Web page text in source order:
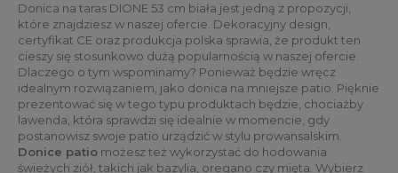
Donica na taras DIONE 53 cm biała jest jedną z propozycji,
które znajdziesz w naszej ofercie. Dekoracyjny design,
certyfikat CE oraz produkcja polska sprawia, że produkt ten
cieszy się stosunkowo dużą popularnością w naszej ofercie.
Dlaczego o tym wspominamy? Ponieważ będzie wręcz
idealnym rozwiązaniem, jako donica na mniejsze patio. Pięknie
prezentować się w tego typu produktach będzie, chociażby
lawenda, która sprawdzi się idealnie w momencie, gdy
postanowisz swoje patio urządzić w stylu prowansalskim.
Donice patio możesz też wykorzystać do hodowania
świeżych ziół, takich jak bazylia, oregano czy mięta. Wybierz